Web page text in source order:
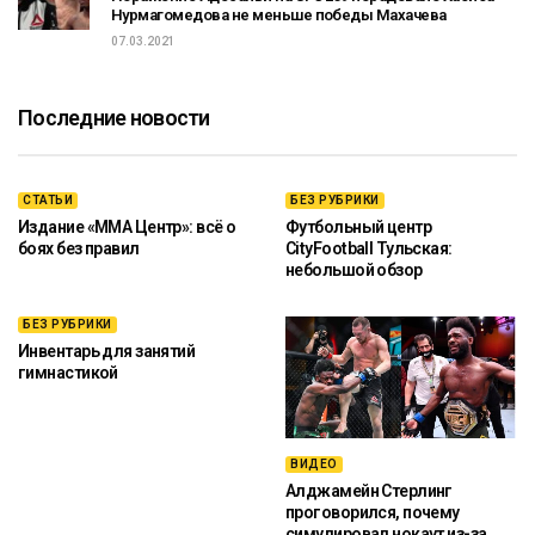
Нурмагомедова не меньше победы Махачева
07.03.2021
Последние новости
СТАТЬИ
Издание «ММА Центр»: всё о
боях без правил
БЕЗ РУБРИКИ
Футбольный центр
CityFootball Тульская:
небольшой обзор
БЕЗ РУБРИКИ
Инвентарь для занятий
гимнастикой
ВИДЕО
Алджамейн Стерлинг
проговорился, почему